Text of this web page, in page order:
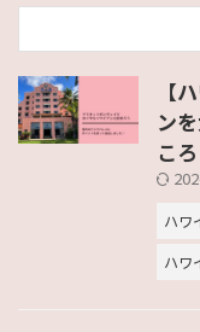
【
ン
ころ
ハワ
ハワ